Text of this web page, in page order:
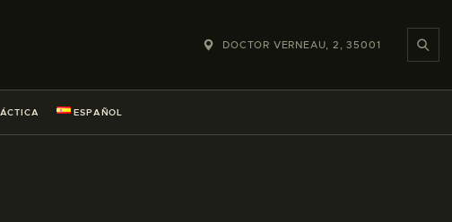
DOCTOR VERNEAU, 2, 35001
ESPAÑOL